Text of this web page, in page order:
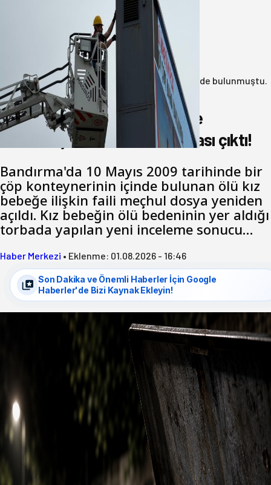
Büyükşehir Çevresel İzleme Ağını
Bandırma ile Güçlendirdi
05 Ağustos 2026
Anasayfa/3.Sayfa/17 yıl önce çöp konteynerinde bulunmuştu.
Katil zanlısı babası çıktı!
17 yıl önce çöp konteynerinde
bulunmuştu. Katil zanlısı babası çıktı!
Bandırma'da 10 Mayıs 2009 tarihinde bir
çöp konteynerinin içinde bulunan ölü kız
bebeğe ilişkin faili meçhul dosya yeniden
açıldı. Kız bebeğin ölü bedeninin yer aldığı
torbada yapılan yeni inceleme sonucu…
Haber Merkezi • Eklenme: 01.08.2026 - 16:46
Son Dakika ve Önemli Haberler İçin Google
Haberler'de Bizi Kaynak Ekleyin!